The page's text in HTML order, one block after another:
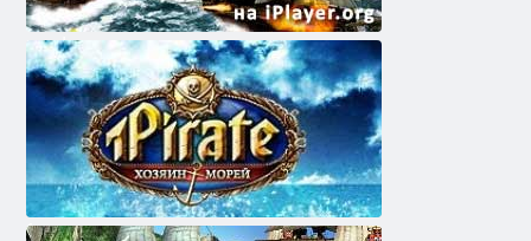
סעאַפיגהט - באַטטלעשיפּ
1פּיראַט